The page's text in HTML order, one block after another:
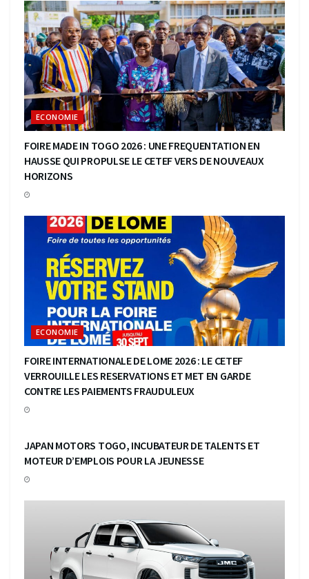
ECONOMIE
FOIRE MADE IN TOGO 2026 : UNE FREQUENTATION EN
HAUSSE QUI PROPULSE LE CETEF VERS DE NOUVEAUX
HORIZONS
ECONOMIE
FOIRE INTERNATIONALE DE LOME 2026 : LE CETEF
VERROUILLE LES RESERVATIONS ET MET EN GARDE
CONTRE LES PAIEMENTS FRAUDULEUX
JAPAN MOTORS TOGO, INCUBATEUR DE TALENTS ET
MOTEUR D’EMPLOIS POUR LA JEUNESSE